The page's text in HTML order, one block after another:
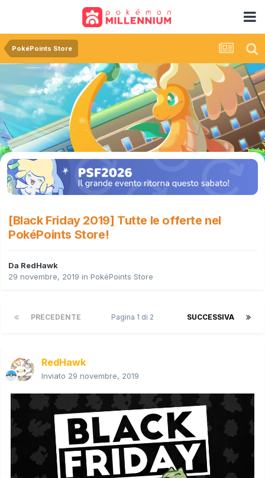
PokéPoints Store
[Black Friday 2019] Tutte le offerte nel
PokéPoints Store!
Da RedHawk
29 novembre, 2019 in PokéPoints Store
PRECEDENTE SUCCESSIVA
Pagina 1 di 2
RedHawk
Inviato 29 novembre, 2019